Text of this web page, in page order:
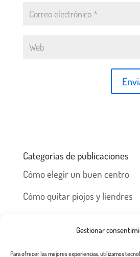
Gestionar
Para ofrecer las mejores experiencias, utilizamos
Categorías de publicaciones
Cómo elegir un buen centro
Cómo quitar piojos y liendres